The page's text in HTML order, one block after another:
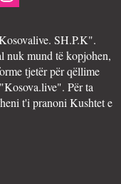
SH.P.K".
nuk mund të kopjohen,
tjetër për qëllime
Për ta
t'i pranoni Kushtet e